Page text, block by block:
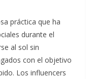
práctica que ha
durante el
al sol sin
con el objetivo
Los influencers